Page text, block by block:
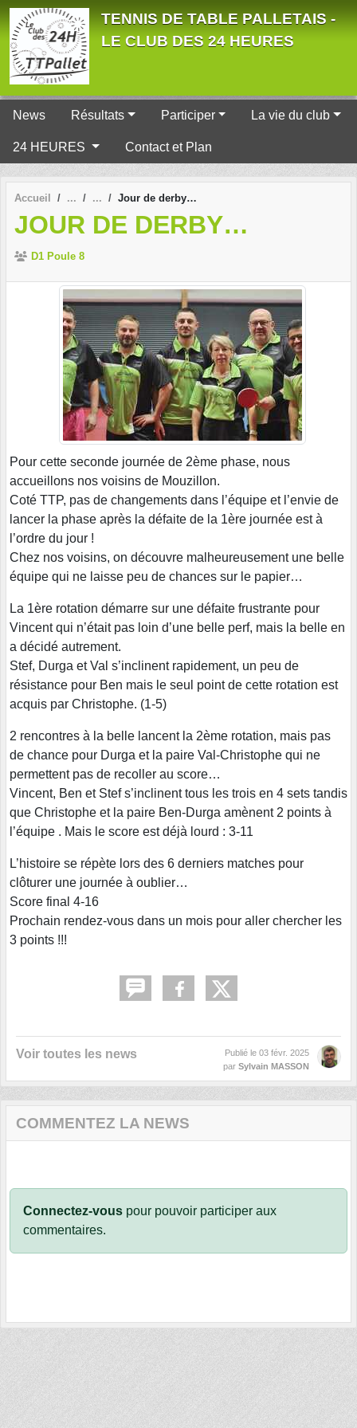
TENNIS DE TABLE PALLETAIS -
LE CLUB DES 24 HEURES
News Résultats Participer La vie du club
24 HEURES Contact et Plan
Accueil Jour de derby…
JOUR DE DERBY…
D1 Poule 8
Pour cette seconde journée de 2ème phase, nous
accueillons nos voisins de Mouzillon.
Coté TTP, pas de changements dans l’équipe et l’envie de
lancer la phase après la défaite de la 1ère journée est à
l’ordre du jour !
Chez nos voisins, on découvre malheureusement une belle
équipe qui ne laisse peu de chances sur le papier…
La 1ère rotation démarre sur une défaite frustrante pour
Vincent qui n’était pas loin d’une belle perf, mais la belle en
a décidé autrement.
Stef, Durga et Val s’inclinent rapidement, un peu de
résistance pour Ben mais le seul point de cette rotation est
acquis par Christophe. (1-5)
2 rencontres à la belle lancent la 2ème rotation, mais pas
de chance pour Durga et la paire Val-Christophe qui ne
permettent pas de recoller au score…
Vincent, Ben et Stef s’inclinent tous les trois en 4 sets tandis
que Christophe et la paire Ben-Durga amènent 2 points à
l’équipe . Mais le score est déjà lourd : 3-11
L’histoire se répète lors des 6 derniers matches pour
clôturer une journée à oublier…
Score final 4-16
Prochain rendez-vous dans un mois pour aller chercher les
3 points !!!
Voir toutes les news Publié le 03 févr. 2025
par Sylvain MASSON
COMMENTEZ LA NEWS
Connectez-vous pour pouvoir participer aux
commentaires.
Panneau de gestion des cookies